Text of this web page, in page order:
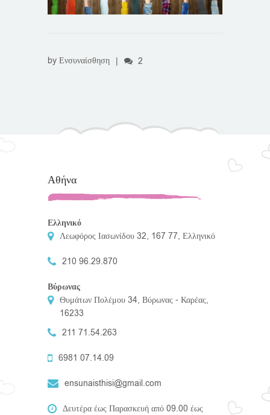
by Ενσυναίσθηση | 2
Αθήνα
Ελληνικό
Λεωφόρος Ιασωνίδου 32, 167 77, Ελληνικό
210 96.29.870
Βύρωνας
Θυμάτων Πολέμου 34, Βύρωνας - Καρέας,
16233
211 71.54.263
6981 07.14.09
ensunaisthisi@gmail.com
Δευτέρα έως Παρασκευή από 09.00 έως